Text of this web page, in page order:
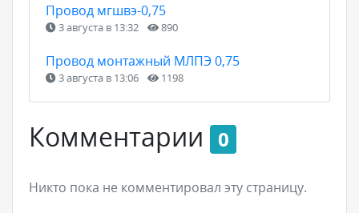
Провод мгшвэ-0,75
3 августа в 13:32 890
Провод монтажный МЛПЭ 0,75
3 августа в 13:06 1198
Комментарии 0
Никто пока не комментировал эту страницу.